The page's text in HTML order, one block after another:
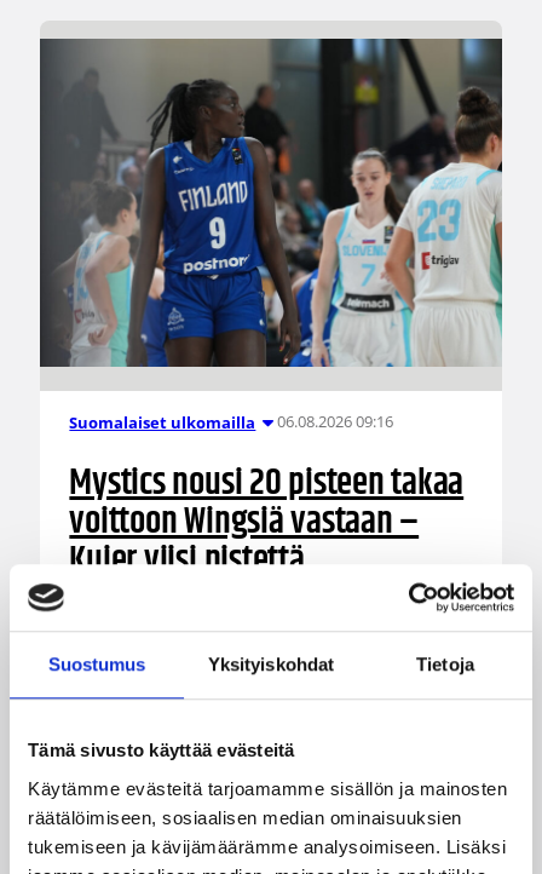
Suostumus Yksityiskohdat Tietoja
Tämä sivusto käyttää evästeitä
Käytämme evästeitä tarjoamamme sisällön ja mainosten
räätälöimiseen, sosiaalisen median ominaisuuksien
tukemiseen ja kävijämäärämme analysoimiseen. Lisäksi
Suomalaiset ulkomailla 06.08.2026 09:16
Mystics nousi 20 pisteen takaa
voittoon Wingsiä vastaan –
Kuier viisi pistettä
WNBA:ssa Dallas Wings ehti johtaa peliä jo 20
pistettä, mutta Washington Mystics nousi takaa
voittoon 92-96 (59-44). Awak Kuier pelasi
vaihdosta viisi minuuttia tilastoiden viisi pistettä